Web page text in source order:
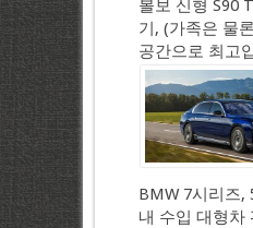
볼보 신형 S90
기, (가족은 물
공간으로 최고
BMW 7시리즈,
내 수입 대형